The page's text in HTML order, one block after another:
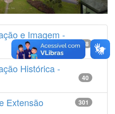
e Imagem -
14538
Histórica -
40
Extensão 301